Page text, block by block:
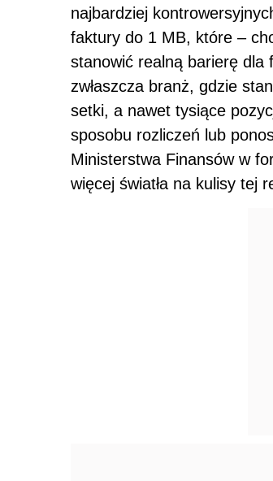
najbardziej
faktury do 1 MB, które –
stanowić realną barierę dla
zwłaszcza branż, gdzie
setki, a nawet tysiące
sposobu rozliczeń lub
Ministerstwa Finansów w
więcej światła na kulisy tej